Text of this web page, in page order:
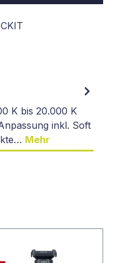
K bis 20.000 K
inkl. Soft
Mehr